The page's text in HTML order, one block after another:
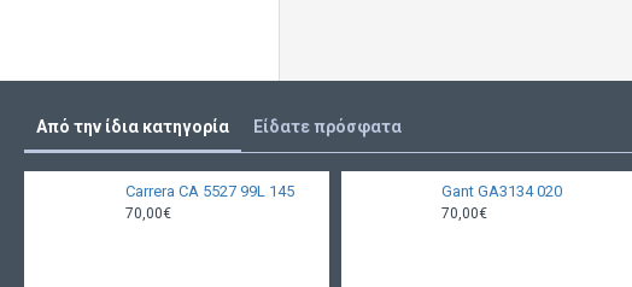
Από την ίδια κατηγορία Είδατε πρόσφατα
Carrera CA 5527 99L 145
70,00€
Gant GA3134 020
70,00€